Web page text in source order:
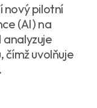
nový pilotní
(AI) na
čímž uvolňuje